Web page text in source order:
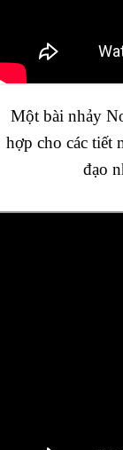
Một bài nhảy
hợp cho các tiết
đạo